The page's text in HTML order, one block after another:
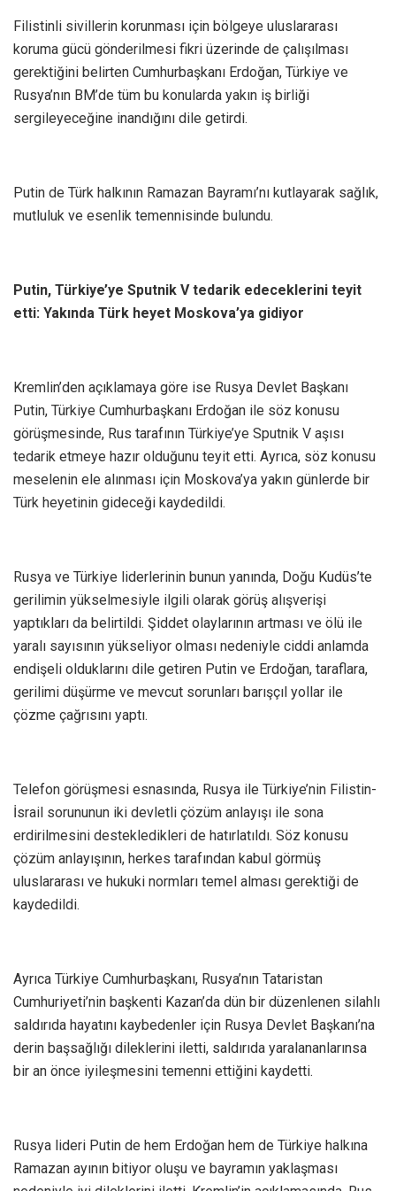
Filistinli sivillerin korunması için bölgeye uluslararası
koruma gücü gönderilmesi fikri üzerinde de çalışılması
gerektiğini belirten Cumhurbaşkanı Erdoğan, Türkiye ve
Rusya’nın BM’de tüm bu konularda yakın iş birliği
sergileyeceğine inandığını dile getirdi.
Putin de Türk halkının Ramazan Bayramı’nı kutlayarak sağlık,
mutluluk ve esenlik temennisinde bulundu.
Putin, Türkiye’ye Sputnik V tedarik edeceklerini teyit
etti: Yakında Türk heyet Moskova’ya gidiyor
Kremlin’den açıklamaya göre ise Rusya Devlet Başkanı
Putin, Türkiye Cumhurbaşkanı Erdoğan ile söz konusu
görüşmesinde, Rus tarafının Türkiye’ye Sputnik V aşısı
tedarik etmeye hazır olduğunu teyit etti. Ayrıca, söz konusu
meselenin ele alınması için Moskova’ya yakın günlerde bir
Türk heyetinin gideceği kaydedildi.
Rusya ve Türkiye liderlerinin bunun yanında, Doğu Kudüs’te
gerilimin yükselmesiyle ilgili olarak görüş alışverişi
yaptıkları da belirtildi. Şiddet olaylarının artması ve ölü ile
yaralı sayısının yükseliyor olması nedeniyle ciddi anlamda
endişeli olduklarını dile getiren Putin ve Erdoğan, taraflara,
gerilimi düşürme ve mevcut sorunları barışçıl yollar ile
çözme çağrısını yaptı.
Telefon görüşmesi esnasında, Rusya ile Türkiye’nin Filistin-
İsrail sorununun iki devletli çözüm anlayışı ile sona
erdirilmesini destekledikleri de hatırlatıldı. Söz konusu
çözüm anlayışının, herkes tarafından kabul görmüş
uluslararası ve hukuki normları temel alması gerektiği de
kaydedildi.
Ayrıca Türkiye Cumhurbaşkanı, Rusya’nın Tataristan
Cumhuriyeti’nin başkenti Kazan’da dün bir düzenlenen silahlı
saldırıda hayatını kaybedenler için Rusya Devlet Başkanı’na
derin başsağlığı dileklerini iletti, saldırıda yaralananlarınsa
bir an önce iyileşmesini temenni ettiğini kaydetti.
Rusya lideri Putin de hem Erdoğan hem de Türkiye halkına
Ramazan ayının bitiyor oluşu ve bayramın yaklaşması